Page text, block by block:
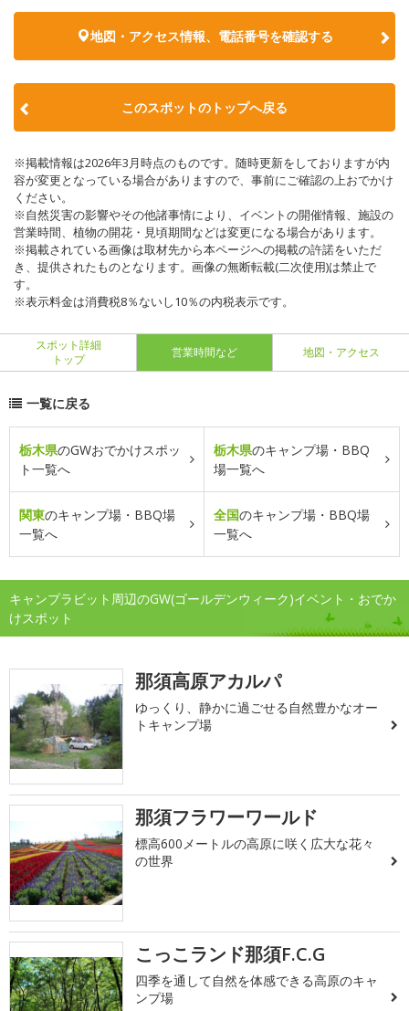
地図・アクセス情報、電話番号を確認する
このスポットのトップへ戻る
※掲載情報は2026年3月時点のものです。随時更新をしておりますが内
容が変更となっている場合がありますので、事前にご確認の上おでかけ
ください。
※自然災害の影響やその他諸事情により、イベントの開催情報、施設の
営業時間、植物の開花・見頃期間などは変更になる場合があります。
※掲載されている画像は取材先から本ページへの掲載の許諾をいただ
き、提供されたものとなります。画像の無断転載(二次使用)は禁止で
す。
※表示料金は消費税8％ないし10％の内税表示です。
スポット詳細
トップ
営業時間など 地図・アクセス
一覧に戻る
栃木県のGWおでかけスポッ
ト一覧へ
栃木県のキャンプ場・BBQ
場一覧へ
関東のキャンプ場・BBQ場
一覧へ
全国のキャンプ場・BBQ場
一覧へ
キャンプラビット周辺のGW(ゴールデンウィーク)イベント・おでか
けスポット
那須高原アカルパ
ゆっくり、静かに過ごせる自然豊かなオー
トキャンプ場
那須フラワーワールド
標高600メートルの高原に咲く広大な花々
の世界
こっこランド那須F.C.G
四季を通して自然を体感できる高原のキャ
ンプ場